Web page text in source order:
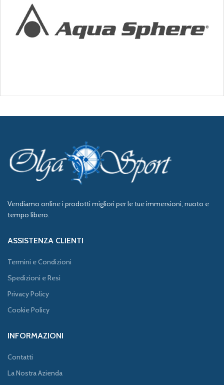
Vendiamo online i prodotti migliori per le tue immersioni, nuoto e
tempo libero.
ASSISTENZA CLIENTI
Termini e Condizioni
Spedizioni e Resi
Privacy Policy
Cookie Policy
INFORMAZIONI
Contatti
La Nostra Azienda